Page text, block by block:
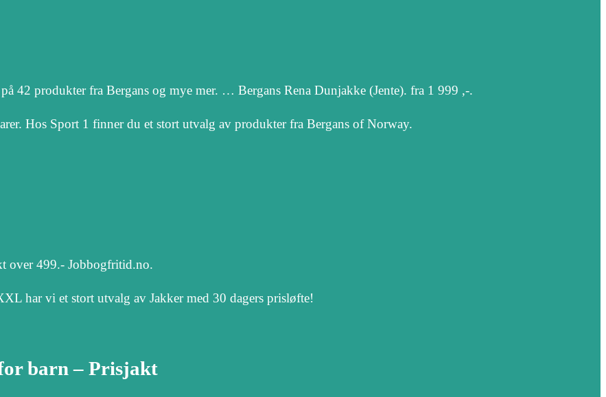
42 produkter fra Bergans og mye mer. … Bergans Rena Dunjakke (Jente). fra 1 999 ,-.
Hos Sport 1 finner du et stort utvalg av produkter fra Bergans of Norway.
over 499.- Jobbogfritid.no.
har vi et stort utvalg av Jakker med 30 dagers prisløfte!
barn – Prisjakt